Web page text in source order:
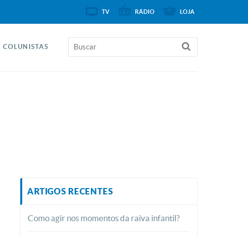
COLUNISTAS
ARTIGOS RECENTES
Como agir nos momentos da raiva infantil?
TV RÁDIO LOJA